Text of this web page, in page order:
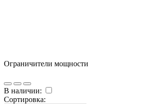
Ограничители мощности
В наличии:
Сортировка: